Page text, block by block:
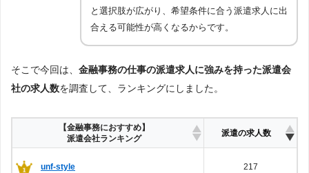
と選択肢が広がり、希望条件に合う派遣求人に出
合える可能性が高くなるからです。
そこで今回は、 金融事務の仕事の派遣求人に強みを持った派遣会
社の求人数を調査して、ランキングにしました。
【金融事務におすすめ】
派遣会社ランキング
派遣の求人数
unf-style 217